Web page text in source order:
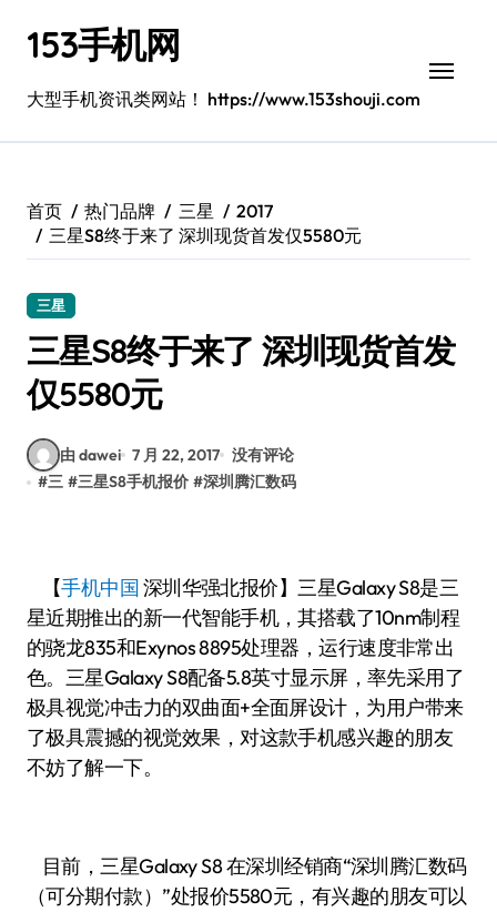
153手机网
大型手机资讯类网站！ https://www.153shouji.com
首页 热门品牌 三星
2017
三星S8终于来了 深圳现货首发仅5580元
三星
三星S8终于来了 深圳现货首发
仅5580元
由 dawei 7 月 22, 2017 没有评论
#三 #三星S8手机报价 #深圳腾汇数码
【手机中国深圳华强北报价】三星Galaxy S8是三
星近期推出的新一代智能手机，其搭载了10nm制程
的骁龙835和Exynos 8895处理器，运行速度非常出
色。三星Galaxy S8配备5.8英寸显示屏，率先采用了
极具视觉冲击力的双曲面+全面屏设计，为用户带来
了极具震撼的视觉效果，对这款手机感兴趣的朋友
不妨了解一下。
目前，三星Galaxy S8 在深圳经销商“深圳腾汇数码
（可分期付款）”处报价5580元，有兴趣的朋友可以